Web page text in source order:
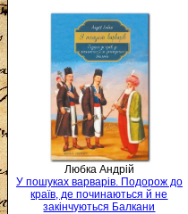
Любка Андрій
У пошуках варварів. Подорож до
країв, де починаються й не
закінчуються Балкани